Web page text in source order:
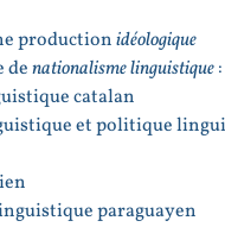
productionidéologique
denationalisme linguistique
catalan
et politique
paraguayen